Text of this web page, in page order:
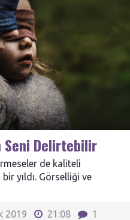
Seni Delirtebilir
de kaliteli
yıldı. Görselliği ve
2019 21:08 1